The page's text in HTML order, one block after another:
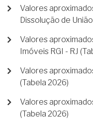
Valores
Dissolução de
Valores
Imóveis RGI - RJ
Valores
(Tabela 2026)
Valores
(Tabela 2026)